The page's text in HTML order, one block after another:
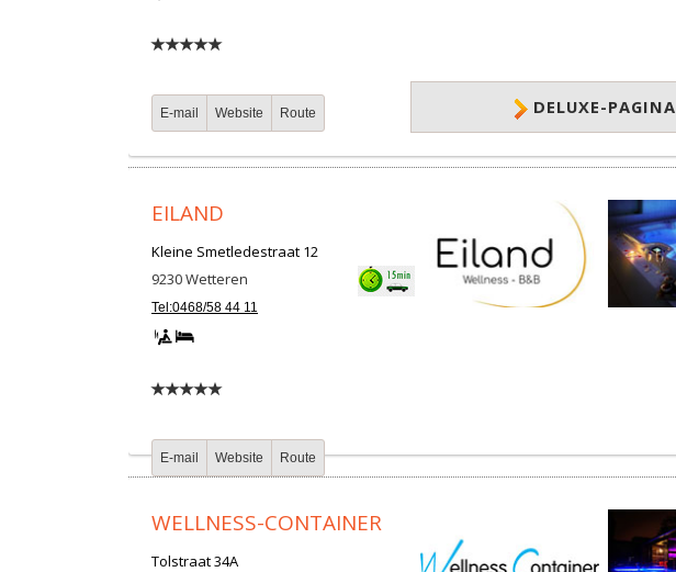
E-mail Website Route DELUXE-PAGINA
EILAND
Kleine Smetledestraat 12
9230Wetteren
Tel:0468/58 44 11
E-mail Website Route
WELLNESS-CONTAINER
Tolstraat 34A